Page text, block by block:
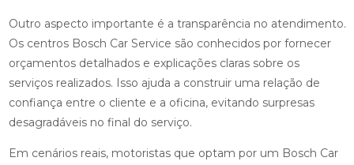
Outro aspecto importante é a transparência no atendimento.
Os centros Bosch Car Service são conhecidos por fornecer
orçamentos detalhados e explicações claras sobre os
serviços realizados. Isso ajuda a construir uma relação de
confiança entre o cliente e a oficina, evitando surpresas
desagradáveis no final do serviço.
Em cenários reais, motoristas que optam por um Bosch Car